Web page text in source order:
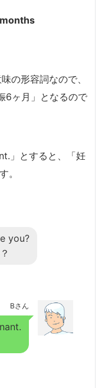
months
の形容詞なので、
6ヶ月」となるので
」とすると、「妊
。
you?
Bさん